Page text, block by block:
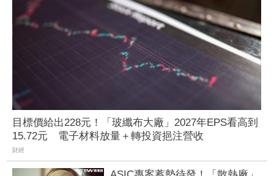
目標價給出228元！「玻纖布大廠」2027年EPS看高到
15.72元 電子材料放量＋轉投資挹注營收
財經